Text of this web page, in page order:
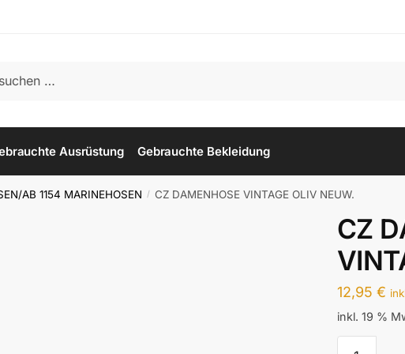
Ausrüstung Gebrauchte Bekleidung
AB 1154 MARINEHOSEN / CZ DAMENHOSE VINTAGE OLIV NEUW.
CZ
12,95 €
inkl. 19 %